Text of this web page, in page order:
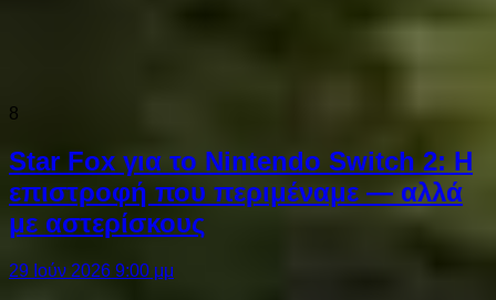
8
Star Fox για το Nintendo Switch 2: Η
επιστροφή που περιμέναμε — αλλά
με αστερίσκους
29 Ιούν 2026 9:00 μμ